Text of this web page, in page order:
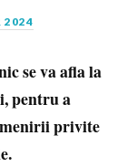
2024
se va afla la
pentru a
privite